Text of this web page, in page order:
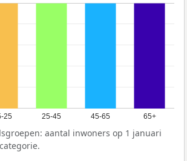
25 25-45 45-65 65+
aantal inwoners op 1 januari